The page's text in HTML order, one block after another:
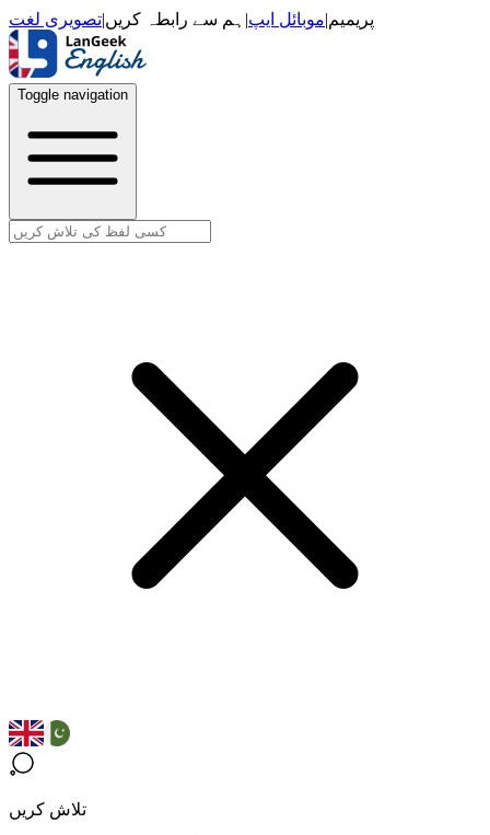
پریمیم|موبائل ایپ| ہم سے رابطہ کریں|تصویری لغت
Toggle navigation
تلاش کریں